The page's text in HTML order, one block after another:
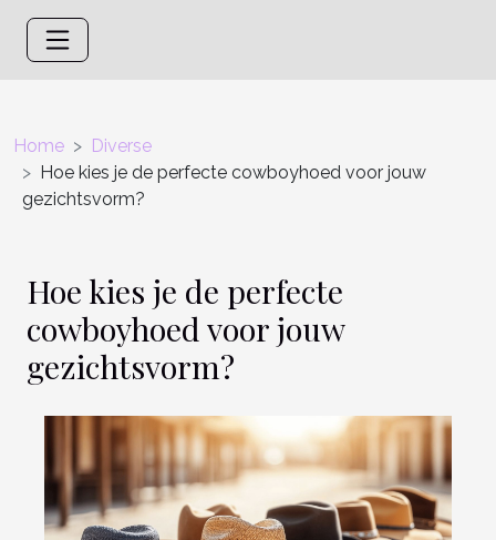
Home
Diverse
Hoe kies je de perfecte cowboyhoed voor jouw
gezichtsvorm?
Hoe kies je de perfecte
cowboyhoed voor jouw
gezichtsvorm?